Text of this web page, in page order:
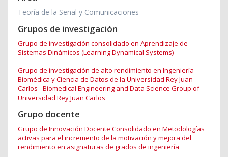
Teoría de la Señal y Comunicaciones
Grupos de investigación
Grupo de investigación consolidado en Aprendizaje de
Sistemas Dinámicos (Learning Dynamical Systems)
Grupo de investigación de alto rendimiento en Ingeniería
Biomédica y Ciencia de Datos de la Universidad Rey Juan
Carlos - Biomedical Engineering and Data Science Group of
Universidad Rey Juan Carlos
Grupo docente
Grupo de Innovación Docente Consolidado en Metodologías
activas para el incremento de la motivación y mejora del
rendimiento en asignaturas de grados de ingeniería